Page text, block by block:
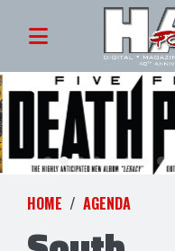
HOME AGENDA